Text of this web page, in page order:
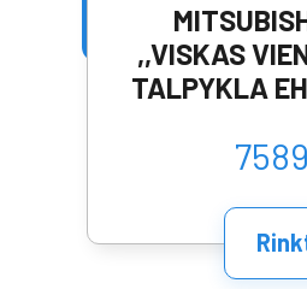
,,VISKAS
TALPYKLA